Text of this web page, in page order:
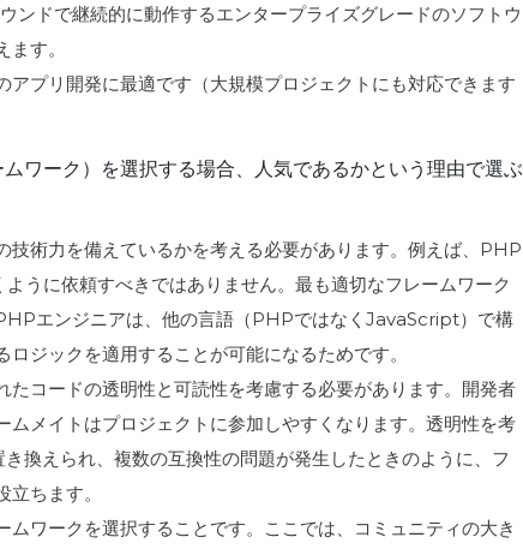
ンドで継続的に動作するエンタープライズグレードのソフトウ
す。
プリ開発に最適です（大規模プロジェクトにも対応できます
ワーク）を選択する場合、人気であるかという理由で選ぶ
技術力を備えているかを考える必要があります。例えば、PHP
うに依頼すべきではありません。最も適切なフレームワーク
エンジニアは、他の言語（PHPではなくJavaScript）で構
ジックを適用することが可能になるためです。
たコードの透明性と可読性を考慮する必要があります。開発者
ムメイトはプロジェクトに参加しやすくなります。透明性を考
換えられ、複数の互換性の問題が発生したときのように、フ
ちます。
ワークを選択することです。ここでは、コミュニティの大き